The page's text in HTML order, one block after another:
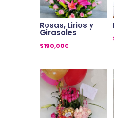
Rosas, Lirios y
Girasoles
$190,000